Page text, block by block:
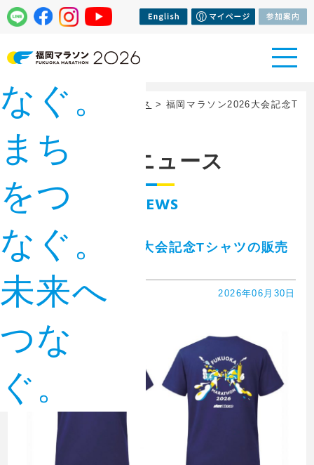
人をつ
なぐ。
まち
をつ
なぐ。
未来へ
つな
ぐ。
トップページ 大会ニュース > 福岡マラソン2026大会記念T
シャツの販売について
大会ニュース
NEWS
福岡マラソン2026大会記念Tシャツの販売
について
2026年06月30日